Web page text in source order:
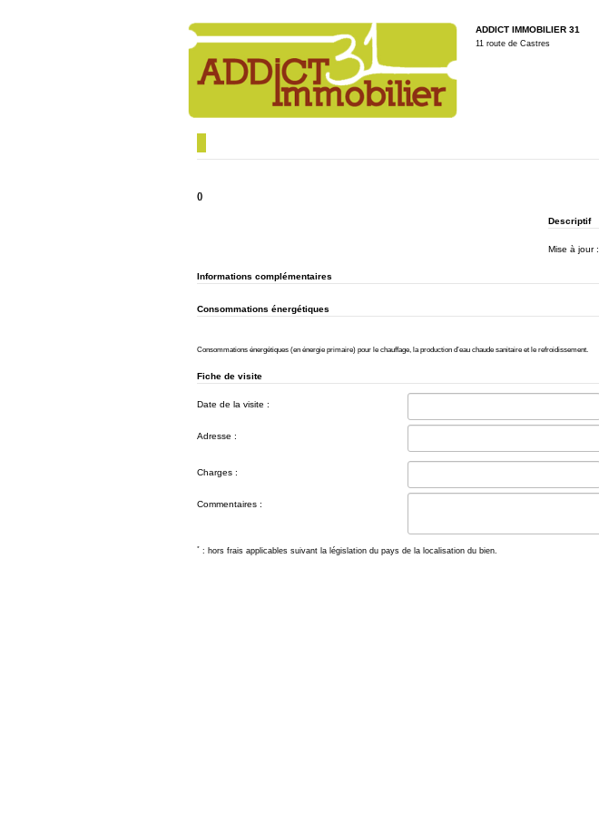
ADDICT IMMOBILIER 31
11 route de Castres
()
Descriptif
Mise à jour :
Informations complémentaires
Consommations énergétiques
Consommations énergétiques (en énergie primaire) pour le chauffage, la production d’eau chaude sanitaire et le refroidissement.
Fiche de visite
Date de la visite :
Adresse :
Charges :
Commentaires :
* : hors frais applicables suivant la législation du pays de la localisation du bien.